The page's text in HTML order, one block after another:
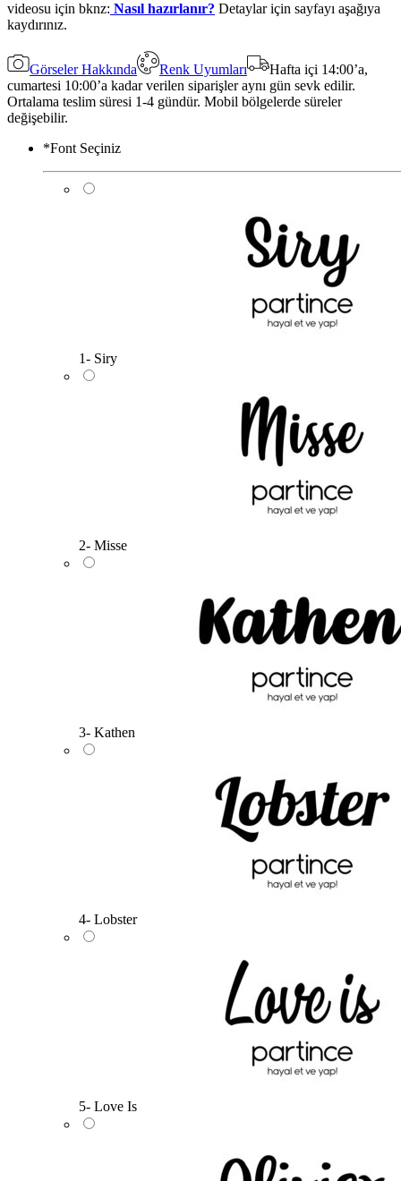
videosu için bknz: Nasıl hazırlanır? Detaylar için sayfayı aşağıya
kaydırınız.
Görseler Hakkında Renk Uyumları
Hafta içi 14:00’a,
cumartesi 10:00’a kadar verilen siparişler aynı gün sevk edilir.
Ortalama teslim süresi 1-4 gündür. Mobil bölgelerde süreler
değişebilir.
*Font Seçiniz
1- Siry
2- Misse
3- Kathen
4- Lobster
5- Love Is